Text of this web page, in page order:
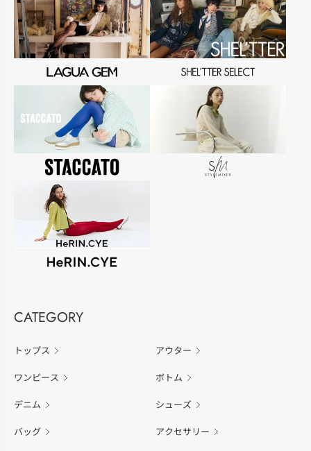
CATEGORY
トップス アウター
ワンピース ボトム
デニム シューズ
バッグ アクセサリー